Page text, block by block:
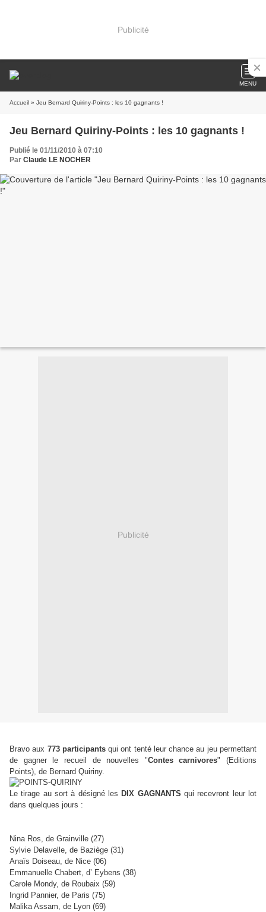
Publicité
MENU
Accueil » Jeu Bernard Quiriny-Points : les 10 gagnants !
Jeu Bernard Quiriny-Points : les 10 gagnants !
Publié le 01/11/2010 à 07:10
Par Claude LE NOCHER
Publicité
Bravo aux 773 participantsqui ont tenté leur chance au jeu permettant
de gagner le recueil de nouvelles "Contes carnivores" (Editions
Points), de Bernard Quiriny.
Le tirage au sort à désigné les DIX GAGNANTS qui recevront leur lot
dans quelques jours :
Nina Ros, de Grainville (27)
Sylvie Delavelle, de Baziège (31)
Anaïs Doiseau, de Nice (06)
Emmanuelle Chabert, d’ Eybens (38)
Carole Mondy, de Roubaix (59)
Ingrid Pannier, de Paris (75)
Malika Assam, de Lyon (69)